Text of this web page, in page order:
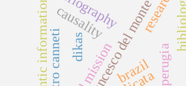
perugia
research
brazil
causality
semantic information dikas
pietro canneti